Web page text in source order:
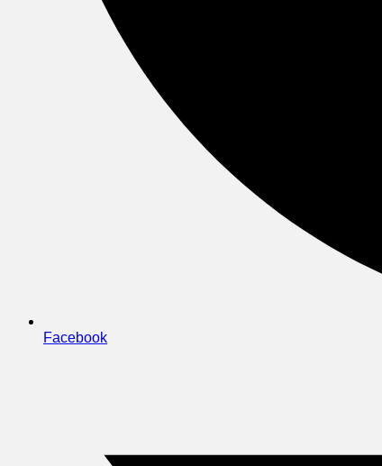
Facebook